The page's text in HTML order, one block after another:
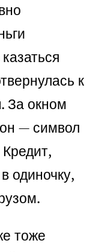
к
За окном
— символ
одиночку,
тоже